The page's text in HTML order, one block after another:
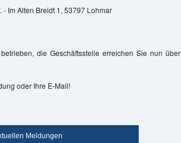
Im Alten Breidt 1, 53797 Lohmar
die Geschäftsstelle erreichen Sie nun über
oder Ihre E-Mail!
Meldungen